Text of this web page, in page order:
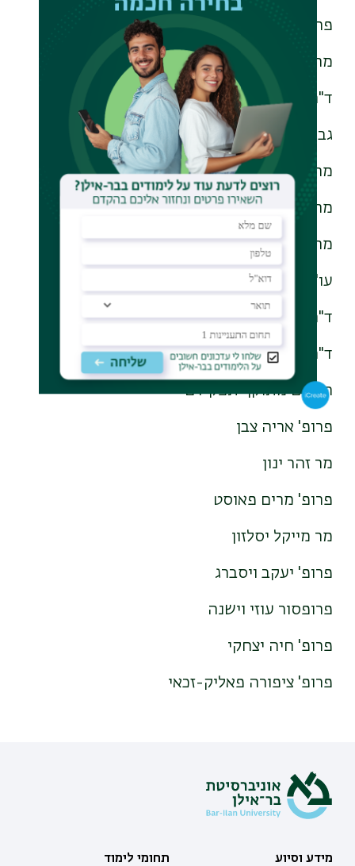
פרופ' יהודה סקורניק
מר משה פודהורצר
ד"ר יאיר פרידמן
גב' נגה קינן
מר עמנואל קרוניץ
מר אפרים קריאל
מר עמיקם שורר
עו"ד עזגד שטרן
ד"ר דבורה שטרסבורגר
ד"ר אהוד שפירא
חברים מתוקף תפקידם
פרופ' אריה צבן
מר זהר ינון
פרופ' מרים פאוסט
מר מייקל יסלזון
פרופ' יעקב ויסברג
פרופסור עוזי וישנה
פרופ' חיה יצחקי
פרופ' ציפורה פאליק-זכאי
מידע וסיוע תחומי לימוד